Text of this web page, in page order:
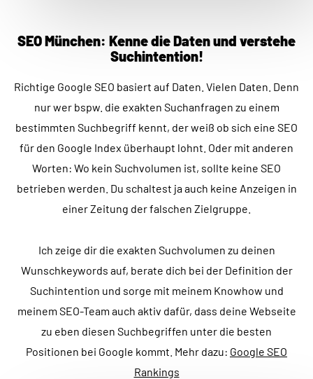
SEO München: Kenne die Daten und verstehe
Suchintention!
Richtige Google SEO basiert auf Daten. Vielen Daten. Denn
nur wer bspw. die exakten Suchanfragen zu einem
bestimmten Suchbegriff kennt, der weiß ob sich eine SEO
für den Google Index überhaupt lohnt. Oder mit anderen
Worten: Wo kein Suchvolumen ist, sollte keine SEO
betrieben werden. Du schaltest ja auch keine Anzeigen in
einer Zeitung der falschen Zielgruppe.
Ich zeige dir die exakten Suchvolumen zu deinen
Wunschkeywords auf, berate dich bei der Definition der
Suchintention und sorge mit meinem Knowhow und
meinem SEO-Team auch aktiv dafür, dass deine Webseite
zu eben diesen Suchbegriffen unter die besten
Positionen bei Google kommt. Mehr dazu: Google SEO
Rankings